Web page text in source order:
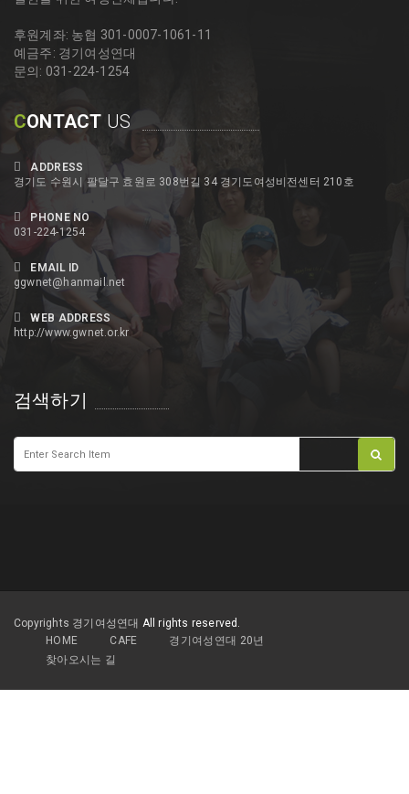
후원계좌: 농협 301-0007-1061-11
예금주: 경기여성연대
문의: 031-224-1254
CONTACT US
ADDRESS
경기도 수원시 팔달구 효원로 308번길 34 경기도여성비전센터 210호
PHONE NO
031-224-1254
EMAIL ID
ggwnet@hanmail.net
WEB ADDRESS
http://www.gwnet.or.kr
검색하기
Copyrights 경기여성연대 All rights reserved.
HOME
CAFE
경기여성연대 20년
찾아오시는 길